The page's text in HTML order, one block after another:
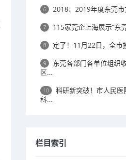
6 2018、2019年度东莞
7 115家莞企上海展示“东
8 定了！11月22日，全市
9
东莞各部门各单位组织
区...
10
科研新突破！市人民
科...
栏目索引